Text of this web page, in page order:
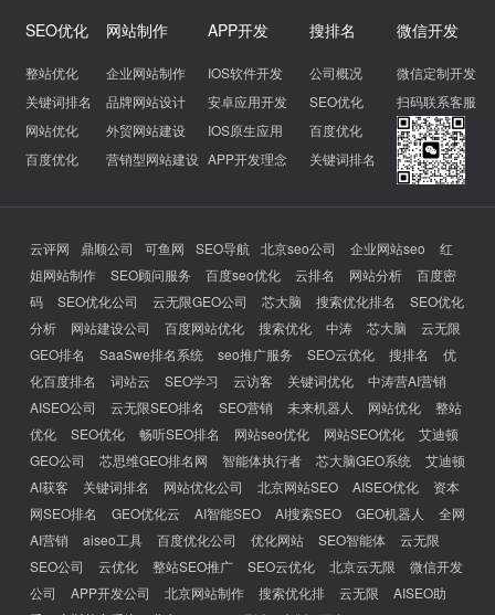
SEO优化
整站优化
关键词排名
网站优化
百度优化
网站制作
企业网站制作
品牌网站设计
外贸网站建设
营销型网站建设
APP开发
IOS软件开发
安卓应用开发
IOS原生应用
APP开发理念
搜排名
公司概况
SEO优化
百度优化
关键词排名
微信开发
微信定制开发
扫码联系客服
云评网 鼎顺公司 可鱼网 SEO导航 北京seo公司 企业网站seo
红
姐网站制作
SEO顾问服务 百度seo优化 云排名 网站分析
百度密
码
SEO优化公司 云无限GEO公司 芯大脑 搜索优化排名
SEO优化
分析
网站建设公司 百度网站优化 搜索优化 中涛 芯大脑
云无限
GEO排名
SaaSwe排名系统 seo推广服务 SEO云优化 搜排名
优
化百度排名
词站云 SEO学习 云访客 关键词优化
中涛营AI营销
AISEO公司
云无限SEO排名 SEO营销 未来机器人 网站优化
整站
优化
SEO优化 畅听SEO排名 网站seo优化 网站SEO优化
艾迪顿
GEO公司
芯思维GEO排名网 智能体执行者 芯大脑GEO系统
艾迪顿
AI获客
关键词排名 网站优化公司 北京网站SEO AISEO优化
资本
网SEO排名
GEO优化云 AI智能SEO AI搜索SEO GEO机器人
全网
AI营销
aiseo工具 百度优化公司 优化网站 SEO智能体
云无限
SEO公司
云优化 整站SEO推广 SEO云优化 北京云无限
微信开发
公司
APP开发公司 北京网站制作 搜索优化排 云无限
AISEO助